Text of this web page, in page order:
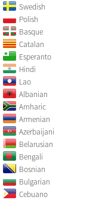
Swedish
Polish
Basque
Catalan
Esperanto
Hindi
Lao
Albanian
Amharic
Armenian
Azerbaijani
Belarusian
Bengali
Bosnian
Bulgarian
Cebuano